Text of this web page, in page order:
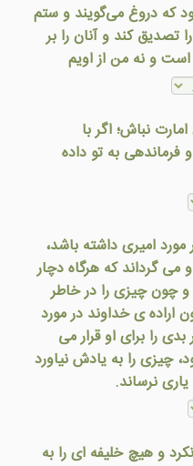
که دروغ می‌گویند و ستم
کند و آنان را بر
و نه من از اویم
نباش؛ اگر با
به تو داده
امیری داشته باشد،
گرداند که هرگاه دچار
و چون چیزی را در خاطر
اراده ی خداوند در مورد
را برای او قرار می
چیزی را به یادش نیاورد
نرساند.
و هيچ خليفه ای را به